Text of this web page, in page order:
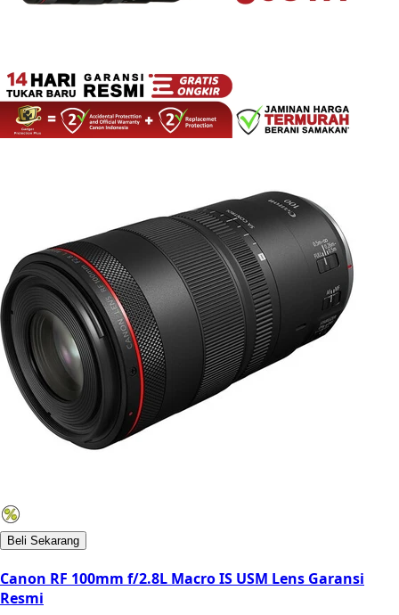
Beli Sekarang
Canon RF 100mm f/2.8L Macro IS USM Lens Garansi
Resmi